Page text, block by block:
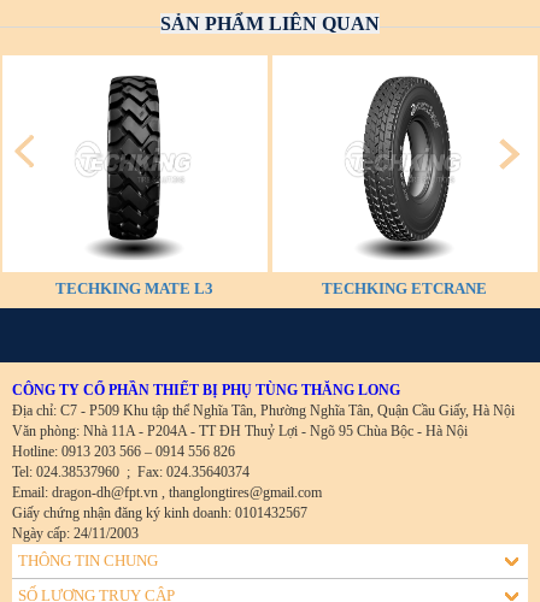
SẢN PHẨM LIÊN QUAN
TECHKING MATE L3 TECHKING ETCRANE
CÔNG TY CỔ PHẦN THIẾT BỊ PHỤ TÙNG THĂNG LONG
Địa chỉ: C7 - P509 Khu tập thể Nghĩa Tân, Phường Nghĩa Tân, Quận Cầu Giấy, Hà Nội
Văn phòng: Nhà 11A - P204A - TT ĐH Thuỷ Lợi - Ngõ 95 Chùa Bộc - Hà Nội
Hotline: 0913 203 566 – 0914 556 826
Tel: 024.38537960 ; Fax: 024.35640374
Email: dragon-dh@fpt.vn , thanglongtires@gmail.com
Giấy chứng nhận đăng ký kinh doanh: 0101432567
Ngày cấp: 24/11/2003
THÔNG TIN CHUNG
SỐ LƯỢNG TRUY CẬP